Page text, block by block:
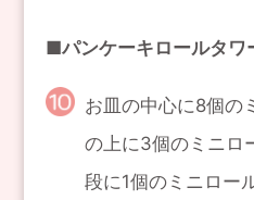
■パンケーキロールタワ
お皿の中心に8個の
の上に3個のミニロ
段に1個のミニロー